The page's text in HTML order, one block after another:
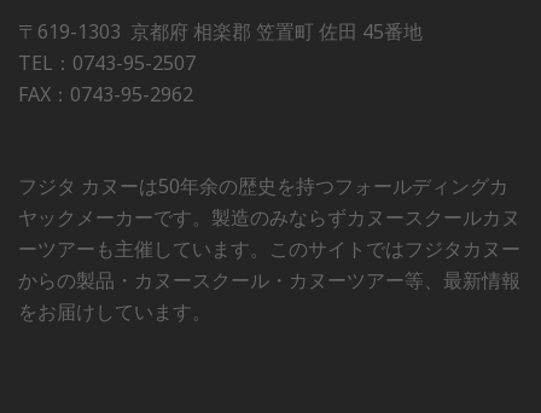
〒619-1303 京都府 相楽郡 笠置町 佐田 45番地
TEL：0743-95-2507
FAX：0743-95-2962
フジタ カヌーは50年余の歴史を持つフォールディングカ
ヤックメーカーです。製造のみならずカヌースクールカヌ
ーツアーも主催しています。このサイトではフジタカヌー
からの製品・カヌースクール・カヌーツアー等、最新情報
をお届けしています。